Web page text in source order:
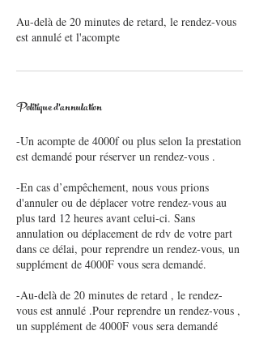
Au-delà de 20 minutes de retard, le rendez-vous
est annulé et l'acompte
Politique d'annulation
-Un acompte de 4000f ou plus selon la prestation
est demandé pour réserver un rendez-vous .
-En cas d’empêchement, nous vous prions
d'annuler ou de déplacer votre rendez-vous au
plus tard 12 heures avant celui-ci. Sans
annulation ou déplacement de rdv de votre part
dans ce délai, pour reprendre un rendez-vous, un
supplément de 4000F vous sera demandé.
-Au-delà de 20 minutes de retard , le rendez-
vous est annulé .Pour reprendre un rendez-vous ,
un supplément de 4000F vous sera demandé